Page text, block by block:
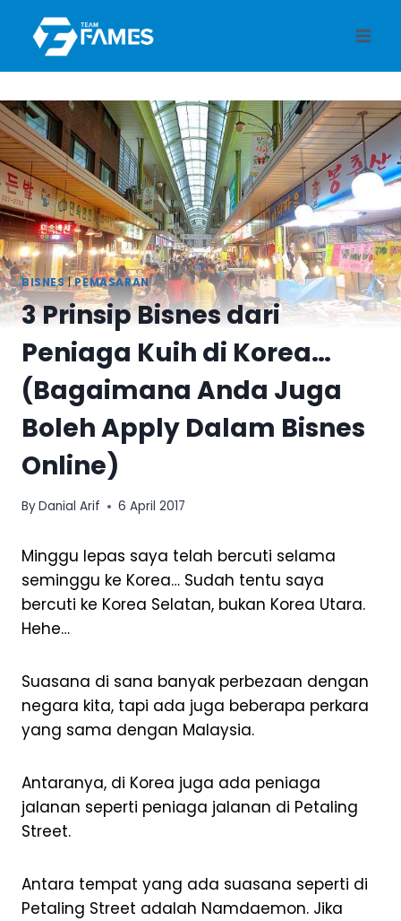
content
BISNES|PEMASARAN
3 Prinsip Bisnes dari
Peniaga Kuih di Korea…
(Bagaimana Anda Juga
Boleh Apply Dalam Bisnes
Online)
ByDanial Arif 6 April 2017
Minggu lepas saya telah bercuti selama
seminggu ke Korea… Sudah tentu saya
bercuti ke Korea Selatan, bukan Korea Utara.
Hehe…
Suasana di sana banyak perbezaan dengan
negara kita, tapi ada juga beberapa perkara
yang sama dengan Malaysia.
Antaranya, di Korea juga ada peniaga
jalanan seperti peniaga jalanan di Petaling
Street.
Antara tempat yang ada suasana seperti di
Petaling Street adalah Namdaemon. Jika